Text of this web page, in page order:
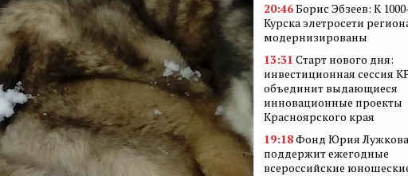
20:46Борис Эбзеев: К
Курска элетросети
модернизированы
13:31 Старт нового дня:
инвестиционная сессия
объединит выдающиеся
инновационные проекты
Красноярского края
19:18Фонд Юрия Лужкова
поддержит ежегодные
всероссийские